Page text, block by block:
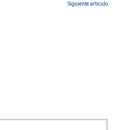
Siguiente articulo